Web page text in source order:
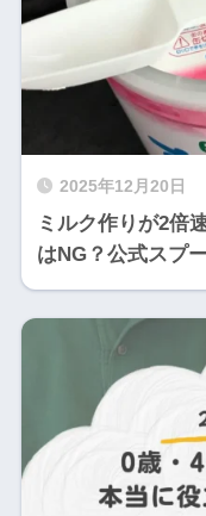
2025年12月20日
ミルク作りが2倍
はNG？公式スプ